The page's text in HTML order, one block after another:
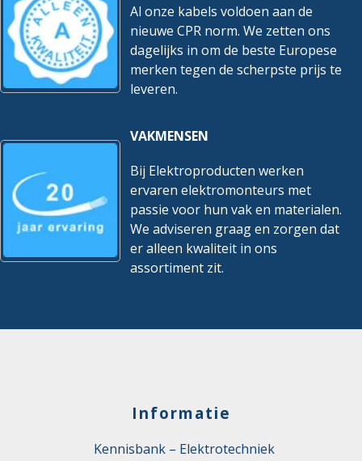
Al onze kabels voldoen aan de
nieuwe CPR norm. We zetten ons
dagelijks in om de beste Europese
merken tegen de scherpste prijs te
leveren.
VAKMENSEN
Bij Elektroproducten werken
ervaren elektromonteurs met
passie voor hun vak en materialen.
We adviseren graag en zorgen dat
er alleen kwaliteit in ons
assortiment zit.
Informatie
Kennisbank – Elektrotechniek